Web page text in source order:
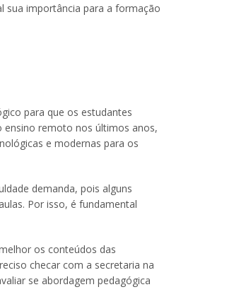
sua importância para a formação
para que os estudantes
ensino remoto nos últimos anos,
e modernas para os
demanda, pois alguns
Por isso, é fundamental
os conteúdos das
checar com a secretaria na
se abordagem pedagógica